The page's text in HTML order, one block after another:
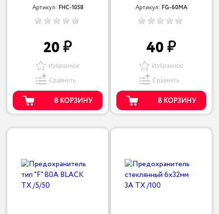
Артикул: FHC-1058
20
Избранное
Сравнить
В КОРЗИНУ
Артикул: FG-60MA
40
Избранное
Сравнить
В КОРЗИНУ